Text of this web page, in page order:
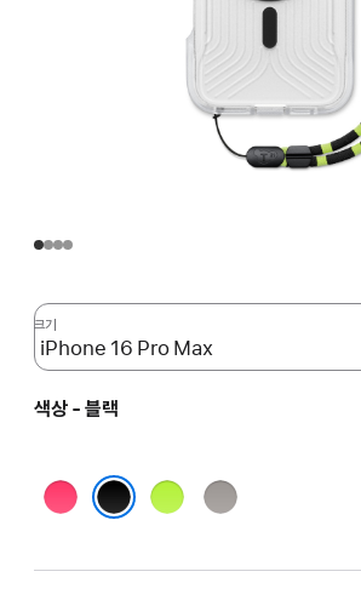
크기
색상 - 블랙
핑크 그린 토프